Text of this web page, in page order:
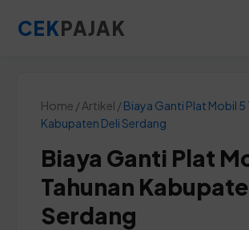
CEKPAJAK
Home / Artikel /Biaya Ganti Plat Mobil 5
Kabupaten Deli Serdang
Biaya Ganti Plat
Tahunan
Serdang